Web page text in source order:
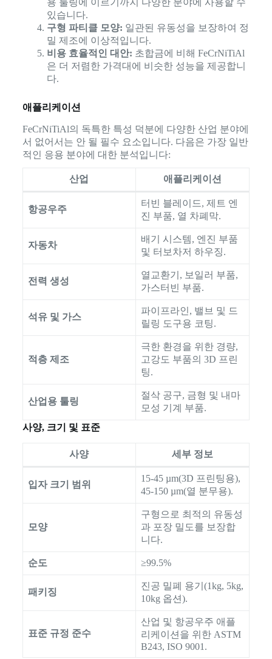
있습니다.
구형 파티클 모양: 일관된 유동성을 보장하여 정
밀 제조에 이상적입니다.
비용 효율적인 대안: 초합금에 비해 FeCrNiTiAl
은 더 저렴한 가격대에 비슷한 성능을 제공합니
다.
애플리케이션
FeCrNiTiAl의 독특한 특성 덕분에 다양한 산업 분야에
서 없어서는 안 될 필수 요소입니다. 다음은 가장 일반
적인 응용 분야에 대한 분석입니다:
산업 애플리케이션
항공우주
터빈 블레이드, 제트 엔
진 부품, 열 차폐막.
자동차
배기 시스템, 엔진 부품
및 터보차저 하우징.
전력 생성
열교환기, 보일러 부품,
가스터빈 부품.
석유 및 가스
파이프라인, 밸브 및 드
릴링 도구용 코팅.
적층 제조
극한 환경을 위한 경량,
고강도 부품의 3D 프린
팅.
산업용 툴링
절삭 공구, 금형 및 내마
모성 기계 부품.
사양, 크기 및 표준
사양 세부 정보
입자 크기 범위
15-45 µm(3D 프린팅용),
45-150 µm(열 분무용).
모양
구형으로 최적의 유동성
과 포장 밀도를 보장합
니다.
순도 ≥99.5%
패키징
진공 밀폐 용기(1kg, 5kg,
10kg 옵션).
표준 규정 준수
산업 및 항공우주 애플
리케이션을 위한 ASTM
B243, ISO 9001.